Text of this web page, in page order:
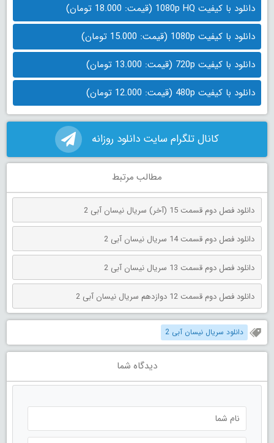
دانلود با کیفیت 1080p HQ (قیمت: 18.000 تومان)
دانلود با کیفیت 1080p (قیمت: 15.000 تومان)
دانلود با کیفیت 720p (قیمت: 13.000 تومان)
دانلود با کیفیت 480p (قیمت: 12.000 تومان)
کانال تلگرام سایت دانلود روزانه
مطالب مرتبط
دانلود فصل دوم قسمت 15 (آخر) سریال نیسان آبی 2
دانلود فصل دوم قسمت 14 سریال نیسان آبی 2
دانلود فصل دوم قسمت 13 سریال نیسان آبی 2
دانلود فصل دوم قسمت 12 دوازدهم سریال نیسان آبی 2
دانلود سریال نیسان آبی 2
دیدگاه شما